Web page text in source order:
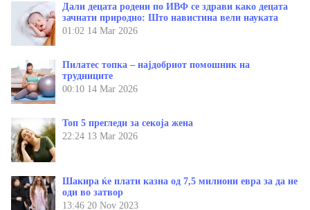
Дали децата родени по ИВФ се здрави како децата
зачнати природно: Што навистина вели науката
01:02 14 Mar 2026
Пилатес топка – најдобриот помошник на
трудниците
00:10 14 Mar 2026
Топ 5 прегледи за секоја жена
22:24 13 Mar 2026
Шакира ќе плати казна од 7,5 милиони евра за да не
оди во затвор
13:46 20 Nov 2023